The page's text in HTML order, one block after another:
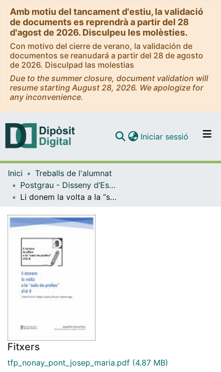
Amb motiu del tancament d'estiu, la validació
de documents es reprendrà a partir del 28
d'agost de 2026. Disculpeu les molèsties.
Con motivo del cierre de verano, la validación de
documentos se reanudará a partir del 28 de agosto
de 2026. Disculpad las molestias
Due to the summer closure, document validation will
resume starting August 28, 2026. We apologize for
any inconvenience.
Navega per tot el DD
Com publicar
Iniciar sessió (current)
Inici
Treballs de l'alumnat
Postgrau - Disseny d’Espais d’Aprenentatge
Li donem la volta a la “sala de profes” d’el 9
Fitxers
tfp_nonay_pont_josep_maria.pdf (4.87 MB)